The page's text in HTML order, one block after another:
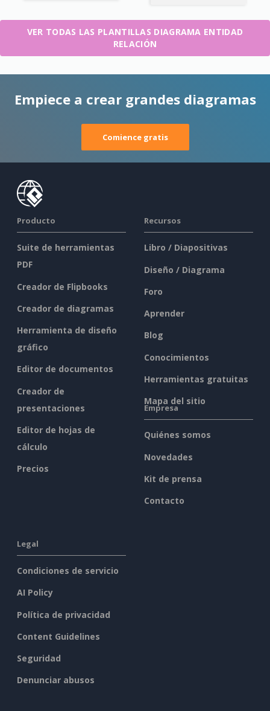
VER TODAS LAS PLANTILLAS DIAGRAMA ENTIDAD
RELACIÓN
Empiece a crear grandes diagramas
Comience gratis
Producto
Suite de herramientas
PDF
Creador de Flipbooks
Creador de diagramas
Herramienta de diseño
gráfico
Editor de documentos
Creador de
presentaciones
Editor de hojas de
cálculo
Precios
Recursos
Libro / Diapositivas
Diseño / Diagrama
Foro
Aprender
Blog
Conocimientos
Herramientas gratuitas
Mapa del sitio
Empresa
Quiénes somos
Novedades
Kit de prensa
Contacto
Legal
Condiciones de servicio
AI Policy
Política de privacidad
Content Guidelines
Seguridad
Denunciar abusos